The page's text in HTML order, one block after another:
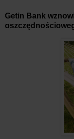
Getin Bank